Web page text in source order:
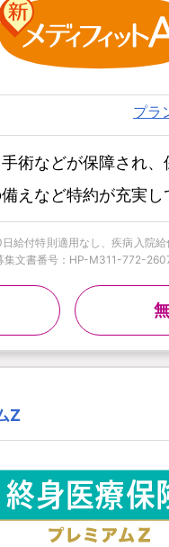
プラ
術などが保障され、
えなど特約が充実
日給付特則適用なし、疾病入
集文書番号：HP-M311-772-
Z